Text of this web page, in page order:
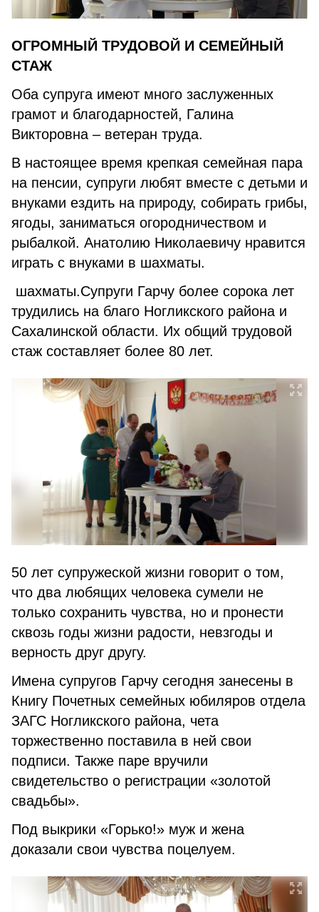
ОГРОМНЫЙ ТРУДОВОЙ И СЕМЕЙНЫЙ
СТАЖ
Оба супруга имеют много заслуженных
грамот и благодарностей, Галина
Викторовна – ветеран труда.
В настоящее время крепкая семейная пара
на пенсии, супруги любят вместе с детьми и
внуками ездить на природу, собирать грибы,
ягоды, заниматься огородничеством и
рыбалкой. Анатолию Николаевичу нравится
играть с внуками в шахматы.
шахматы.Супруги Гарчу более сорока лет
трудились на благо Ногликского района и
Сахалинской области. Их общий трудовой
стаж составляет более 80 лет.
50 лет супружеской жизни говорит о том,
что два любящих человека сумели не
только сохранить чувства, но и пронести
сквозь годы жизни радости, невзгоды и
верность друг другу.
Имена супругов Гарчу сегодня занесены в
Книгу Почетных семейных юбиляров отдела
ЗАГС Ногликского района, чета
торжественно поставила в ней свои
подписи. Также паре вручили
свидетельство о регистрации «золотой
свадьбы».
Под выкрики «Горько!» муж и жена
доказали свои чувства поцелуем.